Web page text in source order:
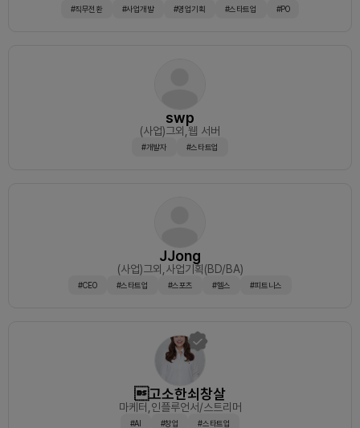
#직무전환 #사업개발 #영업기획 #스타트업 #PO
swp
(사업)그외 ,웹 서버
#개발자 #스타트업
JJong
(사업)그외 ,사업기획(BD/BA)
#CEO #스타트업 #스포츠 #헬스 #피트니스
고소한쇠창살
마케터 ,인플루언서/스트리머
#AI #창업 #스타트업